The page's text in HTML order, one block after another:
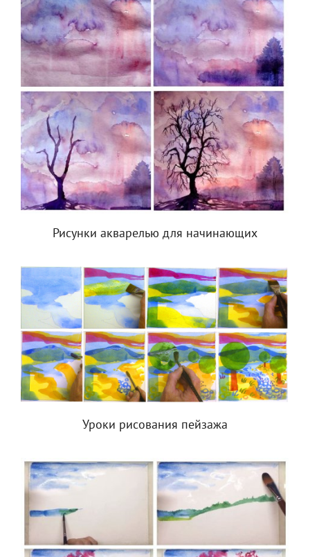
Рисунки акварелью для начинающих
Уроки рисования пейзажа